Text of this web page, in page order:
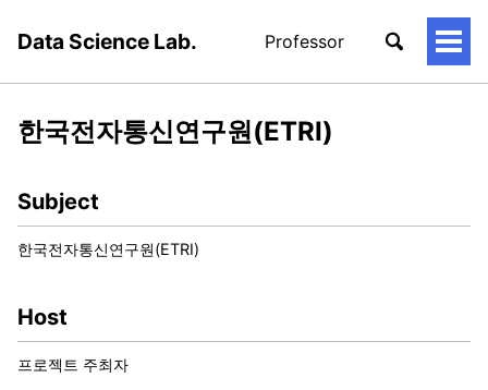
Data Science Lab. Professor
토
한국전자통신연구원(ETRI)
Subject
한국전자통신연구원(ETRI)
Host
프로젝트 주최자